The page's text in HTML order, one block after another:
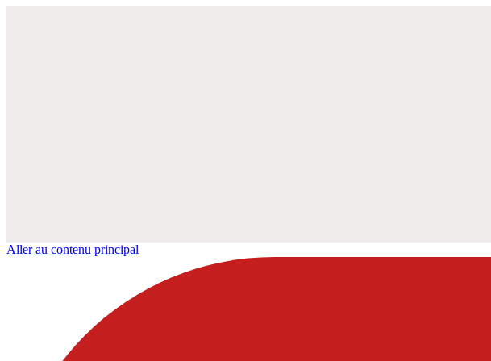
Aller au contenu principal